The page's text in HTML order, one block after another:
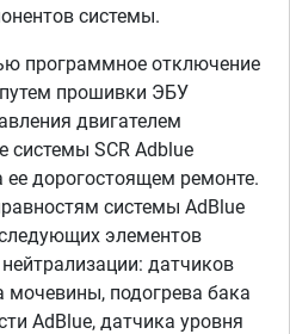
системы.
программное отключение
прошивки ЭБУ
двигателем
SCR Adblue
ее дорогостоящем ремонте.
системы AdBlue
элементов
датчиков
мочевины, подогрева бака
AdBlue, датчика уровня